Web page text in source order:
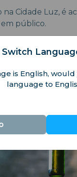
Cidade Luz, é
público.
ar livre é
Switch
is English,
language to